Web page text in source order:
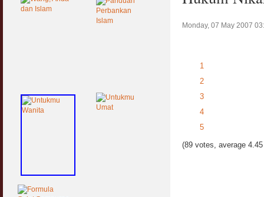
Monday, 07 May 2007
1
2
3
4
5
(89 votes, average